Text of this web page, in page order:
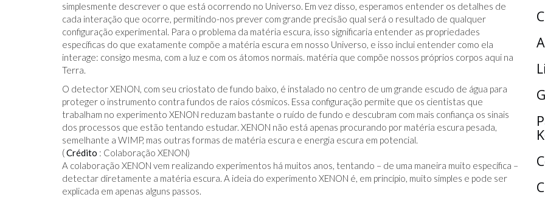
simplesmente descrever o que está ocorrendo no Universo. Em vez disso, esperamos entender os detalhes de
cada interação que ocorre, permitindo-nos prever com grande precisão qual será o resultado de qualquer
configuração experimental. Para o problema da matéria escura, isso significaria entender as propriedades
específicas do que exatamente compõe a matéria escura em nosso Universo, e isso inclui entender como ela
interage: consigo mesma, com a luz e com os átomos normais. matéria que compõe nossos próprios corpos aqui na
Terra.
O detector XENON, com seu criostato de fundo baixo, é instalado no centro de um grande escudo de água para
proteger o instrumento contra fundos de raios cósmicos. Essa configuração permite que os cientistas que
trabalham no experimento XENON reduzam bastante o ruído de fundo e descubram com mais confiança os sinais
dos processos que estão tentando estudar. XENON não está apenas procurando por matéria escura pesada,
semelhante a WIMP, mas outras formas de matéria escura e energia escura em potencial.
(Crédito : Colaboração XENON)
A colaboração XENON vem realizando experimentos há muitos anos, tentando – de uma maneira muito específica –
detectar diretamente a matéria escura. A ideia do experimento XENON é, em princípio, muito simples e pode ser
explicada em apenas alguns passos.